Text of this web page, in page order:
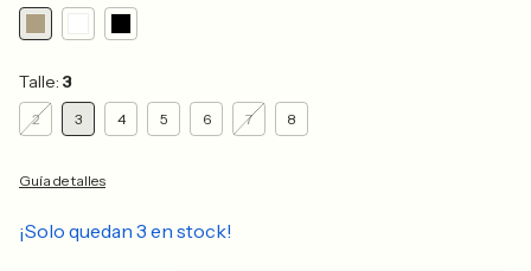
Talle: 3
2 3 4 5 6 7 8
Guía de talles
¡Solo quedan 3 en stock!